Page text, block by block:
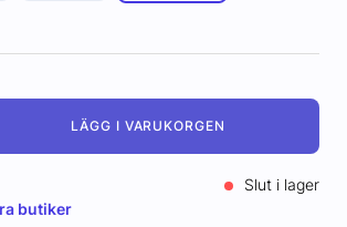
LÄGG I VARUKORGEN
Slut i lager
butiker